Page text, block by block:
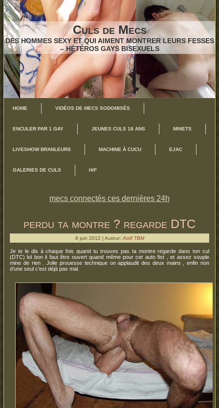
Culs de Mecs
DES HOMMES SEXY ET QUI AIMENT MONTRER LEURS FESSES
– HÉTÉROS GAYS BISEXUELS
HOME VIDÉOS DE MECS SODOMISÉS
ENCULER PAR 1 GAY JEUNES CULS 18 ANS MINETS
LIVESHOW BRANLEURS MACHINE À CUCU EJAC
GALERIES DE CULS H/F
mecs connectés ces dernières 24h
perdu ta montre ? regarde DTC
8 juin 2012 | Auteur: Actif TBM
Je te le dis à chaque fois quand tu trouves pas ta montre regarde dans ton cul
(DTC) lol bon il faut être ouvert quand même pour cet auto fist , et assez souple
mine de rien . Jolie prouesse technique on applaudit des deux mains , enfin non
d’une seul c’est déjà pas mal.